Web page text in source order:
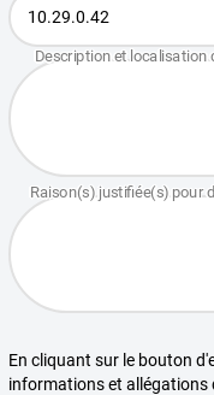
En cliquant sur le bouton
informations et